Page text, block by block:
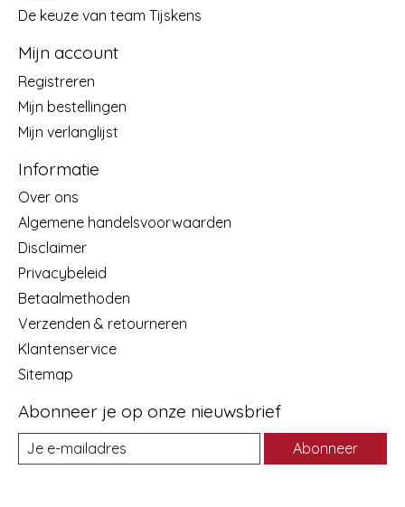
De keuze van team Tijskens
Mijn account
Registreren
Mijn bestellingen
Mijn verlanglijst
Informatie
Over ons
Algemene handelsvoorwaarden
Disclaimer
Privacybeleid
Betaalmethoden
Verzenden & retourneren
Klantenservice
Sitemap
Abonneer je op onze nieuwsbrief
Abonneer